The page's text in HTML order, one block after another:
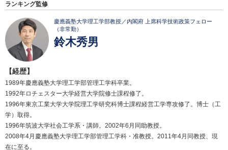
ランキング監修
慶應義塾大学理工学部教授／内閣府 上席科学技術政策フェロー
（非常勤）
鈴木秀男
【経歴】
1989年慶應義塾大学理工学部管理工学科卒業。
1992年ロチェスター大学経営大学院修士課程修了。
1996年東京工業大学大学院理工学研究科博士課程経営工学専攻修了。博士（工
学）取得。
1996年筑波大学社会工学系・講師。2002年6月同助教授。
2008年4月慶應義塾大学理工学部管理工学科・准教授。2011年4月同教授、現
在に至る。